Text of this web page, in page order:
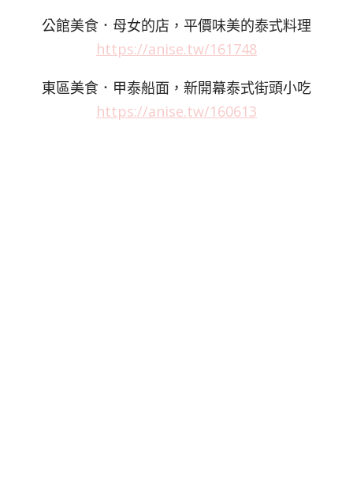
公館美食．母女的店，平價味美的泰式料理
https://anise.tw/161748
東區美食．甲泰船面，新開幕泰式街頭小吃
https://anise.tw/160613